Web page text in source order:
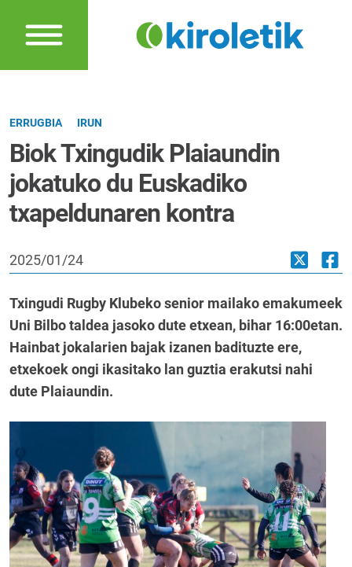
ERRUGBIA IRUN
Biok Txingudik Plaiaundin
jokatuko du Euskadiko
txapeldunaren kontra
2025/01/24
Txingudi Rugby Klubeko senior mailako emakumeek
Uni Bilbo taldea jasoko dute etxean, bihar 16:00etan.
Hainbat jokalarien bajak izanen badituzte ere,
etxekoek ongi ikasitako lan guztia erakutsi nahi
dute Plaiaundin.